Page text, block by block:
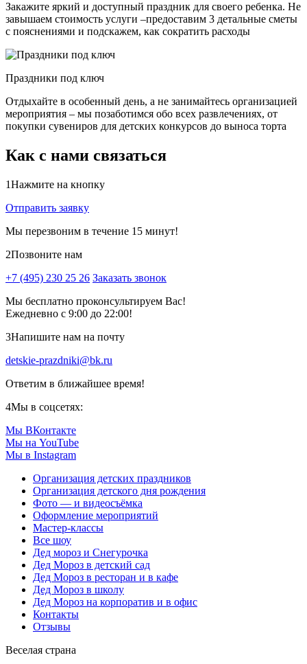
Закажите яркий и доступный праздник для своего ребенка. Не
завышаем стоимость услуги –предоставим 3 детальные сметы
с пояснениями и подскажем, как сократить расходы
Праздники под ключ
Отдыхайте в особенный день, а не занимайтесь организацией
мероприятия – мы позаботимся обо всех развлечениях, от
покупки сувениров для детских конкурсов до выноса торта
Как с нами связаться
1Нажмите на кнопку
Отправить заявку
Мы перезвоним в течение 15 минут!
2Позвоните нам
+7 (495) 230 25 26 Заказать звонок
Мы бесплатно проконсультируем Вас!
Ежедневно с 9:00 до 22:00!
3Напишите нам на почту
detskie-prazdniki@bk.ru
Ответим в ближайшее время!
4Мы в соцсетях:
Мы ВКонтакте
Мы на YouTube
Мы в Instagram
Организация детских праздников
Организация детского дня рождения
Фото — и видеосъёмка
Оформление мероприятий
Мастер-классы
Все шоу
Дед мороз и Снегурочка
Дед Мороз в детский сад
Дед Мороз в ресторан и в кафе
Дед Мороз в школу
Дед Мороз на корпоратив и в офис
Контакты
Отзывы
Веселая страна